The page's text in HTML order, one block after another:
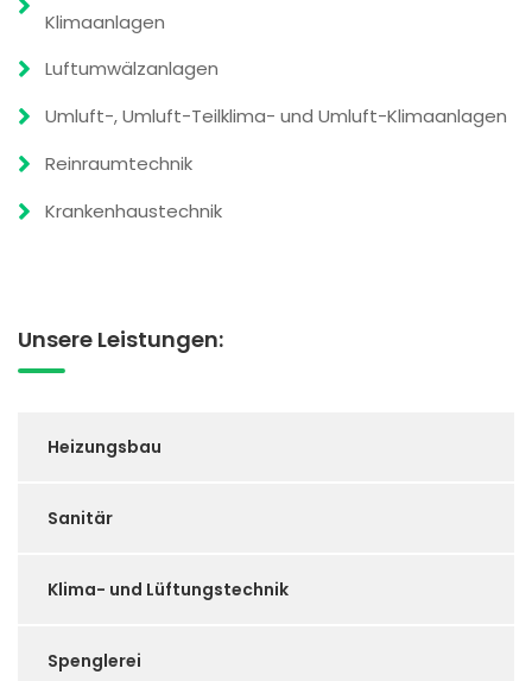
Klimaanlagen
Luftumwälzanlagen
Umluft-, Umluft-Teilklima- und Umluft-Klimaanlagen
Reinraumtechnik
Krankenhaustechnik
Unsere Leistungen:
Heizungsbau
Sanitär
Klima- und Lüftungstechnik
Spenglerei